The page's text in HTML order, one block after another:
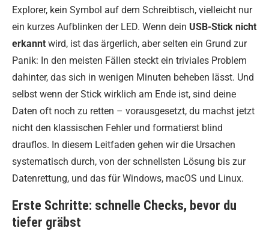
Explorer, kein Symbol auf dem Schreibtisch, vielleicht nur
ein kurzes Aufblinken der LED. Wenn dein USB-Stick nicht
erkannt wird, ist das ärgerlich, aber selten ein Grund zur
Panik: In den meisten Fällen steckt ein triviales Problem
dahinter, das sich in wenigen Minuten beheben lässt. Und
selbst wenn der Stick wirklich am Ende ist, sind deine
Daten oft noch zu retten – vorausgesetzt, du machst jetzt
nicht den klassischen Fehler und formatierst blind
drauflos. In diesem Leitfaden gehen wir die Ursachen
systematisch durch, von der schnellsten Lösung bis zur
Datenrettung, und das für Windows, macOS und Linux.
Erste Schritte: schnelle Checks, bevor du
tiefer gräbst